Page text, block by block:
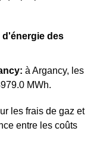
d'énergie des
à Argancy, les
MWh.
les frais de gaz et
entre les coûts